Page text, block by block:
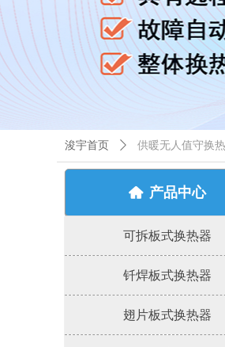
浚宇首页 ꄲ 供暖无人值守换
낀 产品中心
可拆板式换热器
钎焊板式换热器
翅片板式换热器